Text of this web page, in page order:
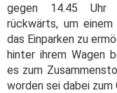
gegen 14.45
rückwärts, um
das Einparken zu
hinter ihrem Wagen
es zum
worden sei dabei zum